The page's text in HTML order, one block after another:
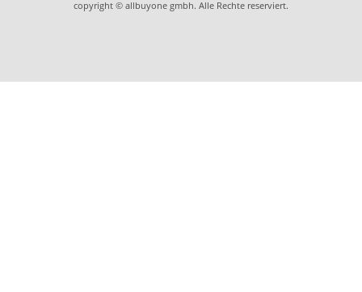
copyright © allbuyone gmbh. Alle Rechte reserviert.